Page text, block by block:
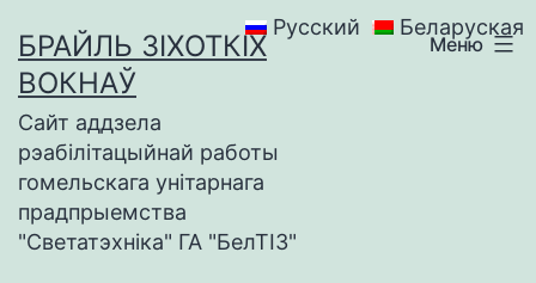
содержимому
БРАЙЛЬ ЗІХОТКІХ
ВОКНАЎ
Сайт аддзела
рэабілітацыйнай работы
гомельскага унітарнага
прадпрыемства
"Светатэхніка" ГА "БелТІЗ"
Меню
Русский Беларуская